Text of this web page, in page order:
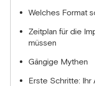
Welches Format
Zeitplan für die
müssen
Gängige Mythen
Erste Schritte: Ihr